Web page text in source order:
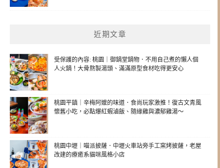
近期文章
受保護的內容: 桃園｜御鍋堂鍋物．不用自己煮的懶人個
人火鍋！大骨熬製湯頭、滿滿原型食材吃得更安心
桃園平鎮｜辛梅阿嬤的味道．食尚玩家激推！復古文青風
懷舊小吃，必點爆紅蝦滷飯、隨緣雞與濃郁雞湯～
桃園中壢｜喵派披薩．中壢火車站旁手工窯烤披薩，老屋
改建的療癒系貓咪風格小店